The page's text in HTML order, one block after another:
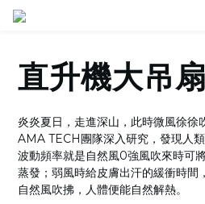
直升機大吊扇
炎炎夏日，走進深山，此時微風徐徐
AMA TECH團隊深入研究，發現人
波動頻率就是自然風0強風吹來時可
蒸發；弱風時給皮膚出汗的緩衝時間
自然風吹拂，人體便能自然解熱。